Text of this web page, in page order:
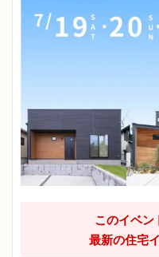
このイベン
最新の住宅